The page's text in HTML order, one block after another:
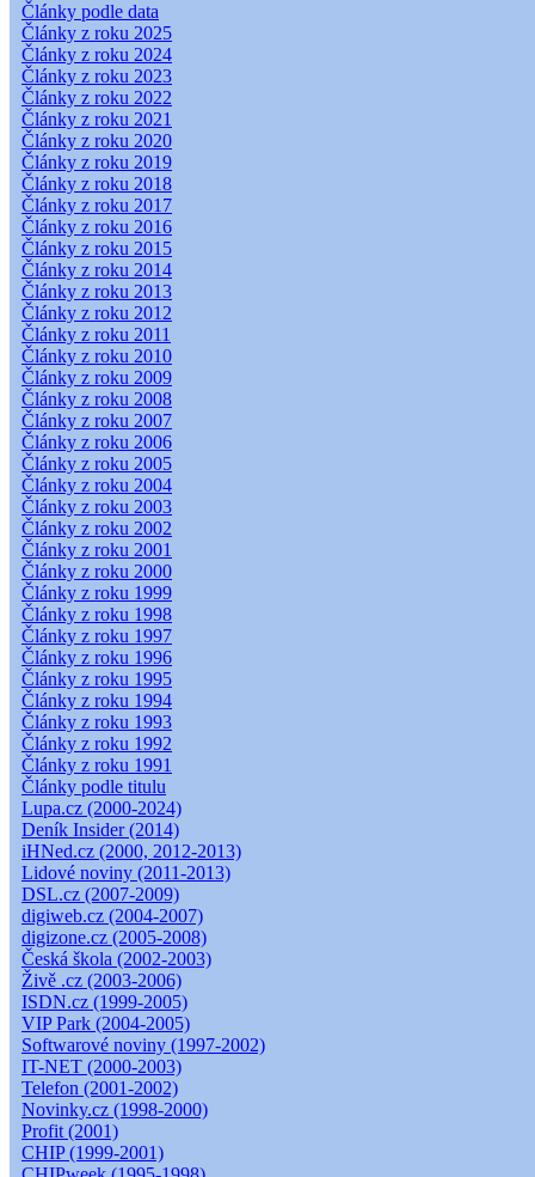
Články podle data
Články z roku 2025
Články z roku 2024
Články z roku 2023
Články z roku 2022
Články z roku 2021
Články z roku 2020
Články z roku 2019
Články z roku 2018
Články z roku 2017
Články z roku 2016
Články z roku 2015
Články z roku 2014
Články z roku 2013
Články z roku 2012
Články z roku 2011
Články z roku 2010
Články z roku 2009
Články z roku 2008
Články z roku 2007
Články z roku 2006
Články z roku 2005
Články z roku 2004
Články z roku 2003
Články z roku 2002
Články z roku 2001
Články z roku 2000
Články z roku 1999
Články z roku 1998
Články z roku 1997
Články z roku 1996
Články z roku 1995
Články z roku 1994
Články z roku 1993
Články z roku 1992
Články z roku 1991
Články podle titulu
Lupa.cz (2000-2024)
Deník Insider (2014)
iHNed.cz (2000, 2012-2013)
Lidové noviny (2011-2013)
DSL.cz (2007-2009)
digiweb.cz (2004-2007)
digizone.cz (2005-2008)
Česká škola (2002-2003)
Živě .cz (2003-2006)
ISDN.cz (1999-2005)
VIP Park (2004-2005)
Softwarové noviny (1997-2002)
IT-NET (2000-2003)
Telefon (2001-2002)
Novinky.cz (1998-2000)
Profit (2001)
CHIP (1999-2001)